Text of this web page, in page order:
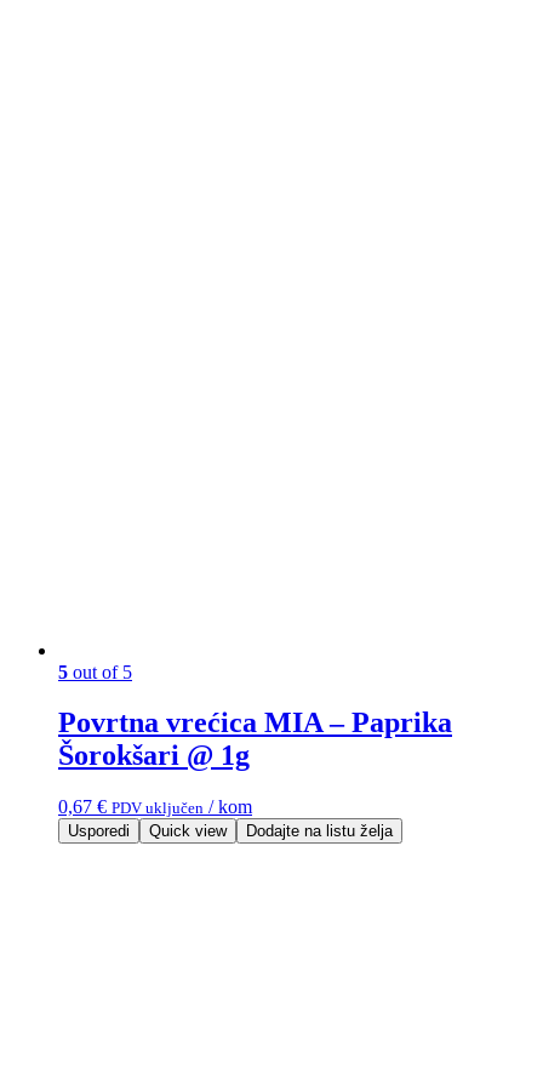
5 out of 5
Povrtna vrećica MIA – Paprika
Šorokšari @ 1g
0,67 € PDV uključen / kom
Usporedi Quick view Dodajte na listu želja